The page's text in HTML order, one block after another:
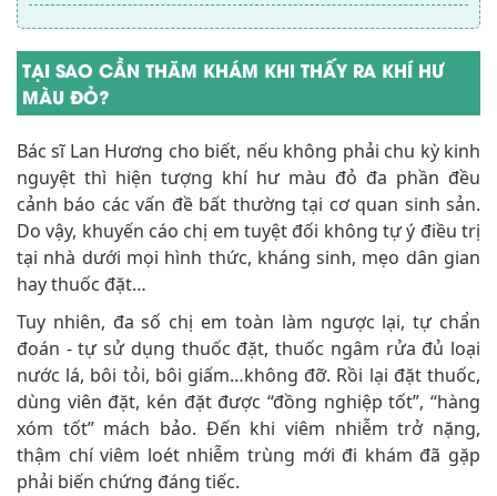
TẠI SAO CẦN THĂM KHÁM KHI THẤY RA KHÍ HƯ
MÀU ĐỎ?
Bác sĩ Lan Hương cho biết, nếu không phải chu kỳ kinh
nguyệt thì hiện tượng khí hư màu đỏ đa phần đều
cảnh báo các vấn đề bất thường tại cơ quan sinh sản.
Do vậy, khuyến cáo chị em tuyệt đối không tự ý điều trị
tại nhà dưới mọi hình thức, kháng sinh, mẹo dân gian
hay thuốc đặt…
Tuy nhiên, đa số chị em toàn làm ngược lại, tự chẩn
đoán - tự sử dụng thuốc đặt, thuốc ngâm rửa đủ loại
nước lá, bôi tỏi, bôi giấm…không đỡ. Rồi lại đặt thuốc,
dùng viên đặt, kén đặt được “đồng nghiệp tốt”, “hàng
xóm tốt” mách bảo. Đến khi viêm nhiễm trở nặng,
thậm chí viêm loét nhiễm trùng mới đi khám đã gặp
phải biến chứng đáng tiếc.